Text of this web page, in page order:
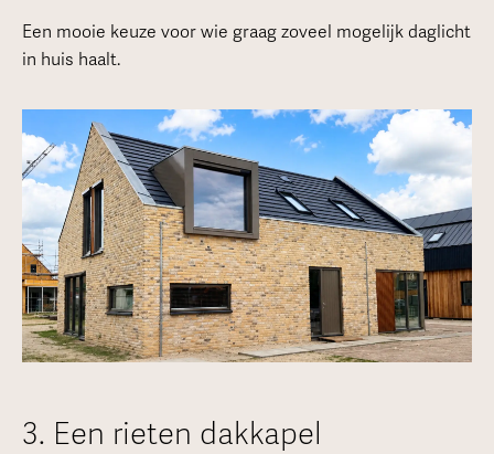
Een mooie keuze voor wie graag zoveel mogelijk daglicht
in huis haalt.
3. Een rieten dakkapel